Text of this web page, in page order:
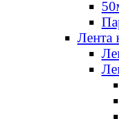
Лента